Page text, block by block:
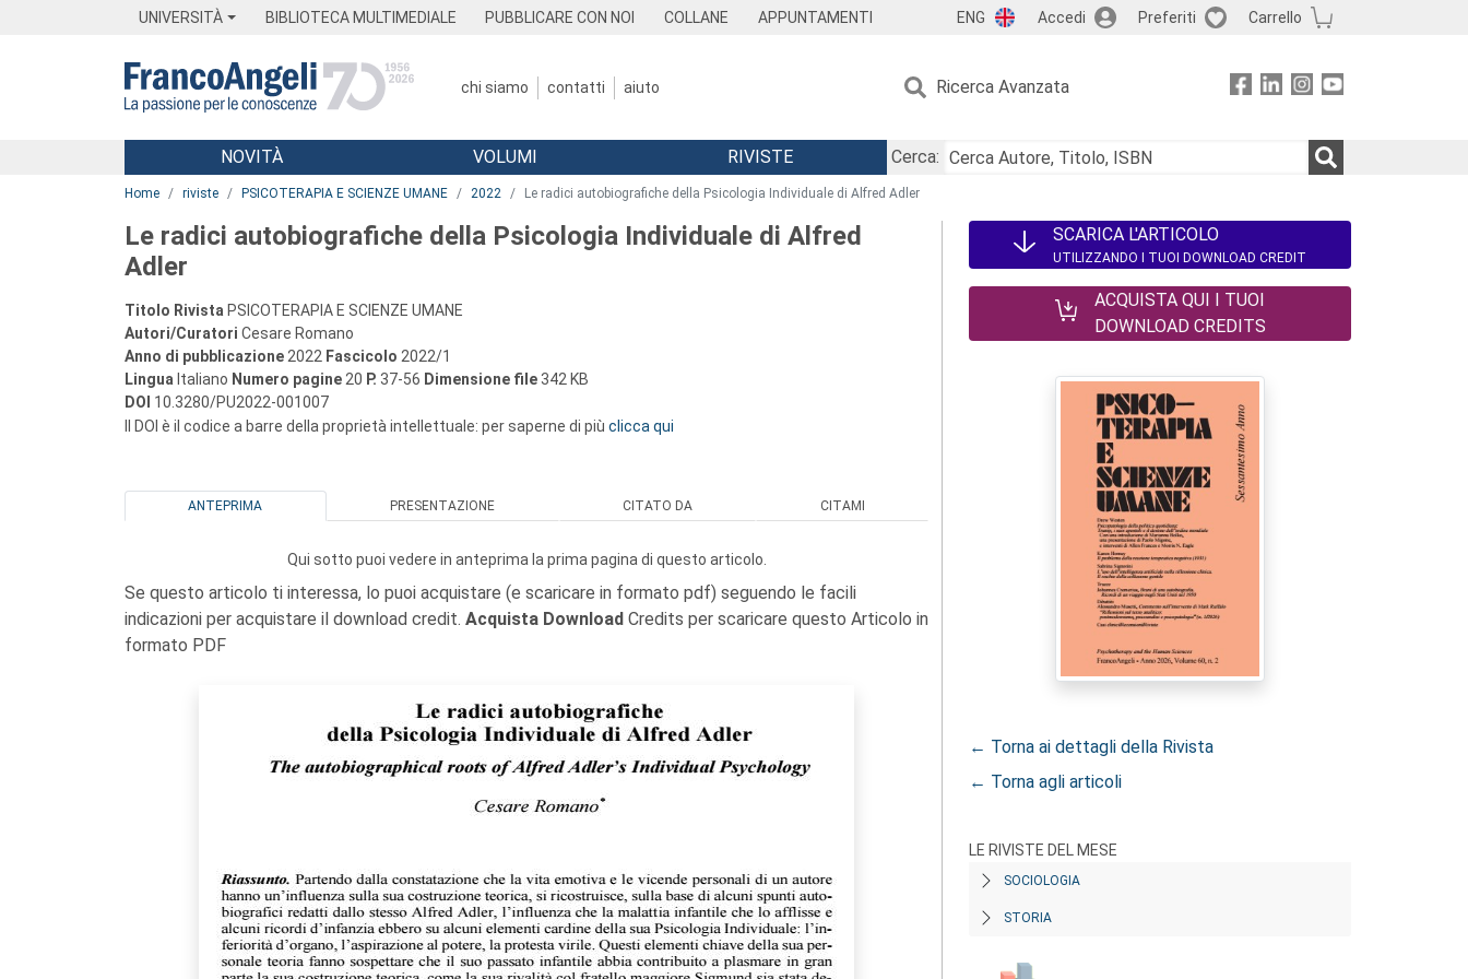
UNIVERSITÀ BIBLIOTECA MULTIMEDIALE PUBBLICARE CON NOI COLLANE APPUNTAMENTI ENG Accedi Preferiti Carrello
chi siamo contatti aiuto Ricerca Avanzata
Menu
NOVITÀ VOLUMI RIVISTE
Cerca:
Home riviste PSICOTERAPIA E SCIENZE UMANE 2022 Le radici autobiografiche della Psicologia Individuale di Alfred Adler
Le radici autobiografiche della Psicologia Individuale di Alfred
Adler
Titolo Rivista PSICOTERAPIA E SCIENZE UMANE
Autori/Curatori Cesare Romano
Anno di pubblicazione 2022 Fascicolo 2022/1
Lingua Italiano Numero pagine 20 P. 37-56 Dimensione file 342 KB
DOI 10.3280/PU2022-001007
Il DOI è il codice a barre della proprietà intellettuale: per saperne di più clicca qui
ANTEPRIMA PRESENTAZIONE CITATO DA CITAMI
Qui sotto puoi vedere in anteprima la prima pagina di questo articolo.
Se questo articolo ti interessa, lo puoi acquistare (e scaricare in formato pdf) seguendo le facili
indicazioni per acquistare il download credit. Acquista Download Credits per scaricare questo Articolo in
formato PDF
SCARICA L'ARTICOLO
UTILIZZANDO I TUOI DOWNLOAD CREDIT
ACQUISTA QUI I TUOI
DOWNLOAD CREDITS
← Torna ai dettagli della Rivista
← Torna agli articoli
LE RIVISTE DEL MESE
SOCIOLOGIA
STORIA